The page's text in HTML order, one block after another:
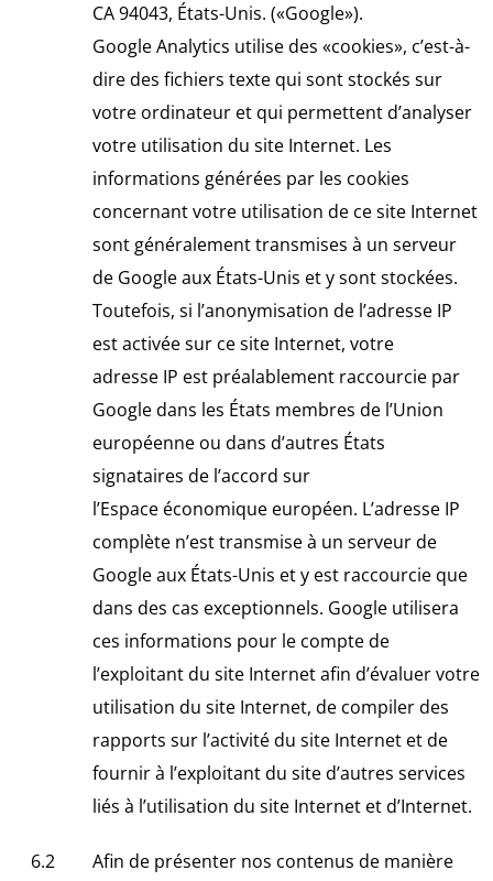
CA 94043, États-Unis. («Google»).
Google Analytics utilise des «cookies», c’est-à-
dire des fichiers texte qui sont stockés sur
votre ordinateur et qui permettent d’analyser
votre utilisation du site Internet. Les
informations générées par les cookies
concernant votre utilisation de ce site Internet
sont généralement transmises à un serveur
de Google aux États-Unis et y sont stockées.
Toutefois, si l’anonymisation de l’adresse IP
est activée sur ce site Internet, votre
adresse IP est préalablement raccourcie par
Google dans les États membres de l’Union
européenne ou dans d’autres États
signataires de l’accord sur
l’Espace économique européen. L’adresse IP
complète n’est transmise à un serveur de
Google aux États-Unis et y est raccourcie que
dans des cas exceptionnels. Google utilisera
ces informations pour le compte de
l’exploitant du site Internet afin d’évaluer votre
utilisation du site Internet, de compiler des
rapports sur l’activité du site Internet et de
fournir à l’exploitant du site d’autres services
liés à l’utilisation du site Internet et d’Internet.
Afin de présenter nos contenus de manière